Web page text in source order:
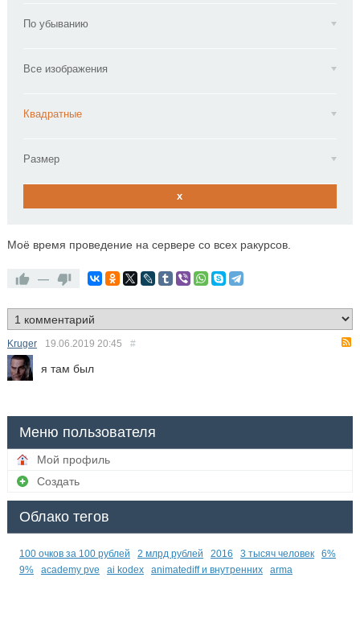
По убыванию
Все изображения
Квадратные
Размер
x
Моё время проведение на сервере со всех ракурсов.
—
Kruger 19.06.2019 20:45 #
я там был
Меню пользователя
Мой профиль
Создать
Облако тегов
100 очков за 100 рублей 2 млрд рублей 2016 3 тысяч человек
6%
9%
academy pve ai kodex animatediff и внутренних arma